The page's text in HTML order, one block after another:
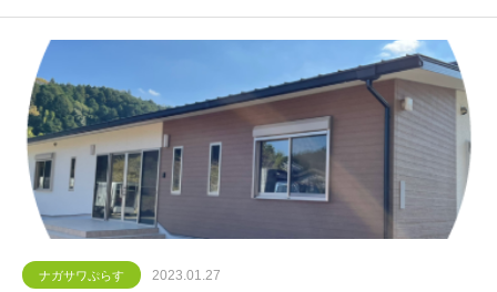
ナガサワぷらす 2023.01.27